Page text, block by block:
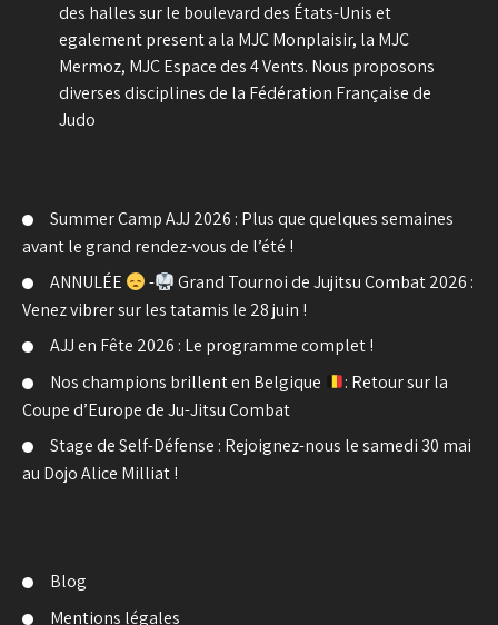
des halles sur le boulevard des États-Unis et
egalement present a la MJC Monplaisir, la MJC
Mermoz, MJC Espace des 4 Vents. Nous proposons
diverses disciplines de la Fédération Française de
Judo
Summer Camp AJJ 2026 : Plus que quelques semaines
avant le grand rendez-vous de l’été !
ANNULÉE
-
Grand Tournoi de Jujitsu Combat 2026 :
Venez vibrer sur les tatamis le 28 juin !
AJJ en Fête 2026 : Le programme complet !
Nos champions brillent en Belgique
: Retour sur la
Coupe d’Europe de Ju-Jitsu Combat
Stage de Self-Défense : Rejoignez-nous le samedi 30 mai
au Dojo Alice Milliat !
Blog
Mentions légales